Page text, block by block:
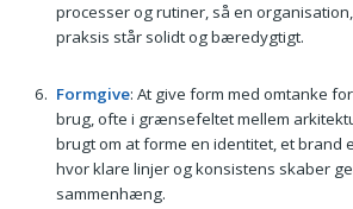
processer og rutiner, så en
praksis står solidt og bæredygtigt.
Formgive: At give form med omtanke
brug, ofte i grænsefeltet mellem
brugt om at forme en identitet, et brand
hvor klare linjer og konsistens skaber
sammenhæng.